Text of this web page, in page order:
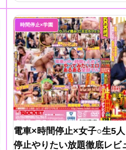
時間停止×学園
電車×時間停止×女子○生5
停止やりたい放題徹底レビ